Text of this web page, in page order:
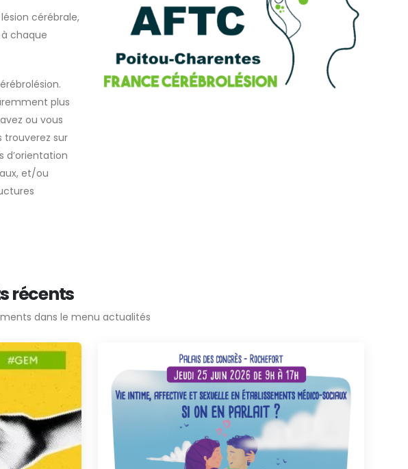
cérébrale,
chaque
plus
ou vous
trouverez sur
d’orientation
et/ou
récents
dans le menu actualités